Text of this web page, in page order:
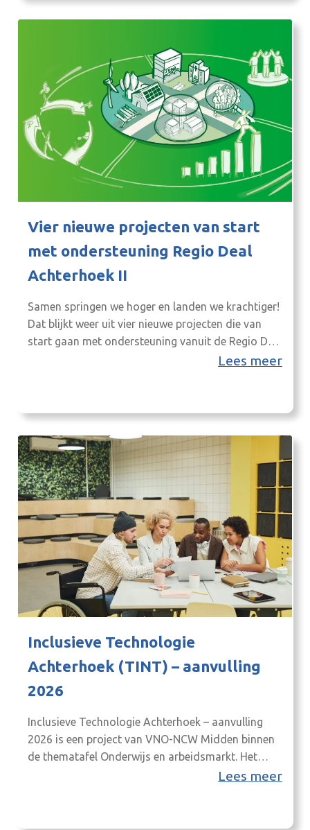
Vier nieuwe projecten van start
met ondersteuning Regio Deal
Achterhoek II
Samen springen we hoger en landen we krachtiger!
Dat blijkt weer uit vier nieuwe projecten die van
start gaan met ondersteuning vanuit de Regio Deal
Achterhoek II. Vier projecten ondersteunen de
Lees meer
Inclusieve Technologie
Achterhoek (TINT) – aanvulling
2026
Inclusieve Technologie Achterhoek – aanvulling
2026 is een project van VNO-NCW Midden binnen
de thematafel Onderwijs en arbeidsmarkt. Het
project loopt van 1 januari 2026 tot en met 31
Lees meer